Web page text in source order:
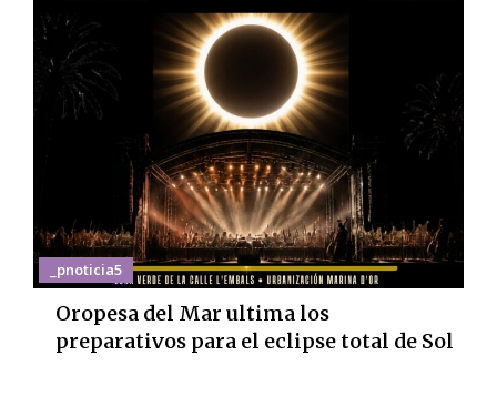
_pnoticia5
Oropesa del Mar ultima los
preparativos para el eclipse total de Sol